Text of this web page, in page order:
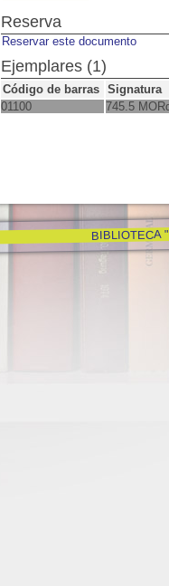
Reserva
Reservar este documento
Ejemplares (1)
Código de barras Signatura
01100
745.5
BIBLIOTECA